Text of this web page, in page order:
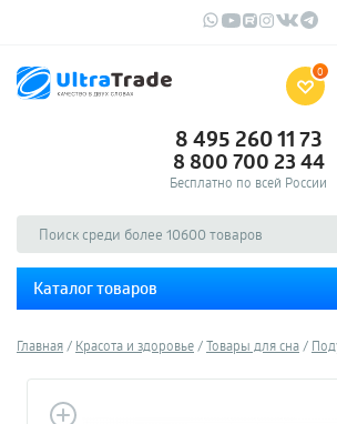
0
8 495 260 11 73
8 800 700 23 44
Бесплатно по всей России
Каталог товаров
Главная Красота и здоровье Товары для сна